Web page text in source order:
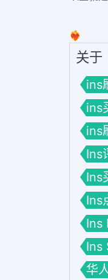
❤️‍🔥
关于
ins
ins
ins
Ins
Ins
Ins
Ins
Ins
华